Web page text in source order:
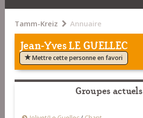
Tamm-Kreiz Annuaire
Jean-Yves LE GUELLEC
Mettre cette personne en favori
Groupes actuels